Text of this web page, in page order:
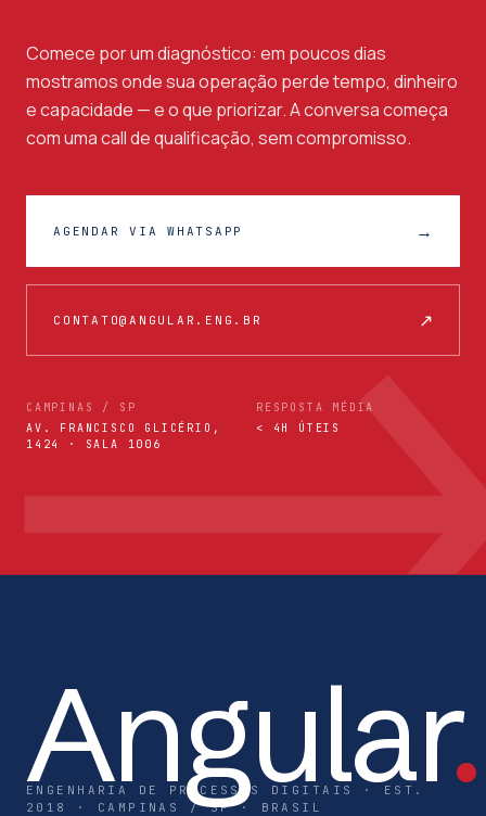
Comece por um diagnóstico: em poucos dias
mostramos onde sua operação perde tempo, dinheiro
e capacidade — e o que priorizar. A conversa começa
com uma call de qualificação, sem compromisso.
AGENDAR VIA WHATSAPP →
CONTATO@ANGULAR.ENG.BR ↗
CAMPINAS / SP
AV. FRANCISCO GLICÉRIO,
1424 · SALA 1006
RESPOSTA MÉDIA
< 4H ÚTEIS
Angular.
ENGENHARIA DE PROCESSOS DIGITAIS · EST.
2018 · CAMPINAS / SP · BRASIL